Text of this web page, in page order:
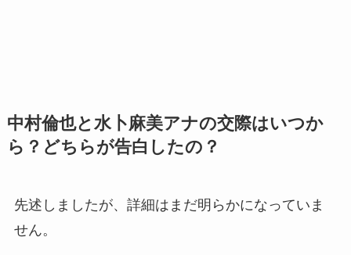
中村倫也と水卜麻美アナの交際はいつか
ら？どちらが告白したの？
先述しましたが、詳細はまだ明らかになっていま
せん。